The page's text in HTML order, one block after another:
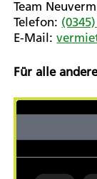
Team
Telefon:
E-Mail:
Für alle